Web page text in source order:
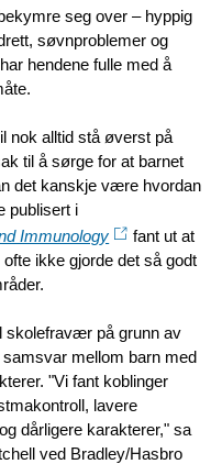
seg over – hyppig
søvnproblemer og
hendene fulle med å
nok alltid stå øverst på
til å sørge for at barnet
det kanskje være hvordan
publisert i
Immunology
fant ut at
ikke gjorde det så godt
skolefravær på grunn av
mellom barn med
"Vi fant koblinger
lavere
dårligere karakterer," sa
ved Bradley/Hasbro